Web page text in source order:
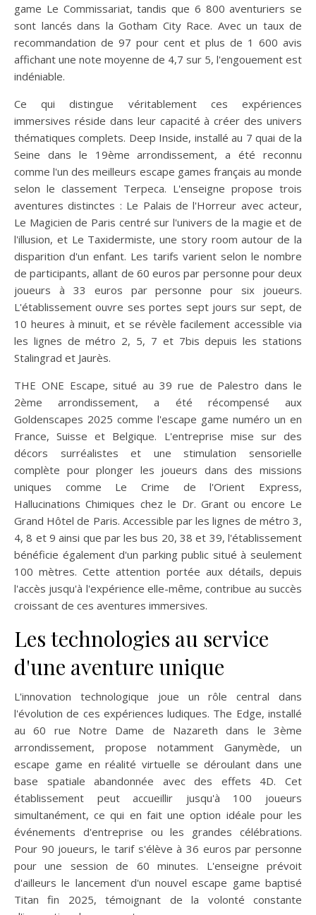
game Le Commissariat, tandis que 6 800 aventuriers se
sont lancés dans la Gotham City Race. Avec un taux de
recommandation de 97 pour cent et plus de 1 600 avis
affichant une note moyenne de 4,7 sur 5, l'engouement est
indéniable.
Ce qui distingue véritablement ces expériences
immersives réside dans leur capacité à créer des univers
thématiques complets. Deep Inside, installé au 7 quai de la
Seine dans le 19ème arrondissement, a été reconnu
comme l'un des meilleurs escape games français au monde
selon le classement Terpeca. L'enseigne propose trois
aventures distinctes : Le Palais de l'Horreur avec acteur,
Le Magicien de Paris centré sur l'univers de la magie et de
l'illusion, et Le Taxidermiste, une story room autour de la
disparition d'un enfant. Les tarifs varient selon le nombre
de participants, allant de 60 euros par personne pour deux
joueurs à 33 euros par personne pour six joueurs.
L'établissement ouvre ses portes sept jours sur sept, de
10 heures à minuit, et se révèle facilement accessible via
les lignes de métro 2, 5, 7 et 7bis depuis les stations
Stalingrad et Jaurès.
THE ONE Escape, situé au 39 rue de Palestro dans le
2ème arrondissement, a été récompensé aux
Goldenscapes 2025 comme l'escape game numéro un en
France, Suisse et Belgique. L'entreprise mise sur des
décors surréalistes et une stimulation sensorielle
complète pour plonger les joueurs dans des missions
uniques comme Le Crime de l'Orient Express,
Hallucinations Chimiques chez le Dr. Grant ou encore Le
Grand Hôtel de Paris. Accessible par les lignes de métro 3,
4, 8 et 9 ainsi que par les bus 20, 38 et 39, l'établissement
bénéficie également d'un parking public situé à seulement
100 mètres. Cette attention portée aux détails, depuis
l'accès jusqu'à l'expérience elle-même, contribue au succès
croissant de ces aventures immersives.
Les technologies au service
d'une aventure unique
L'innovation technologique joue un rôle central dans
l'évolution de ces expériences ludiques. The Edge, installé
au 60 rue Notre Dame de Nazareth dans le 3ème
arrondissement, propose notamment Ganymède, un
escape game en réalité virtuelle se déroulant dans une
base spatiale abandonnée avec des effets 4D. Cet
établissement peut accueillir jusqu'à 100 joueurs
simultanément, ce qui en fait une option idéale pour les
événements d'entreprise ou les grandes célébrations.
Pour 90 joueurs, le tarif s'élève à 36 euros par personne
pour une session de 60 minutes. L'enseigne prévoit
d'ailleurs le lancement d'un nouvel escape game baptisé
Titan fin 2025, témoignant de la volonté constante